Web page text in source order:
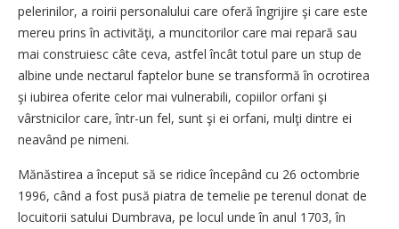
pelerinilor, a roirii personalului care oferă îngrijire şi care este
mereu prins în activităţi, a muncitorilor care mai repară sau
mai construiesc câte ceva, astfel încât totul pare un stup de
albine unde nectarul faptelor bune se transformă în ocrotirea
şi iubirea oferite celor mai vulnerabili, copiilor orfani şi
vârstnicilor care, într-un fel, sunt şi ei orfani, mulţi dintre ei
neavând pe nimeni.
Mănăstirea a început să se ridice începând cu 26 octombrie
1996, când a fost pusă piatra de temelie pe terenul donat de
locuitorii satului Dumbrava, pe locul unde în anul 1703, în